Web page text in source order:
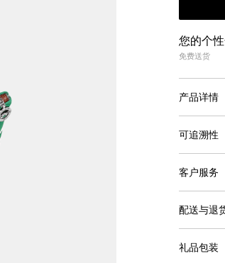
您的个
免费送货
产品详情
可追溯性
客户服务
配送与退
礼品包装